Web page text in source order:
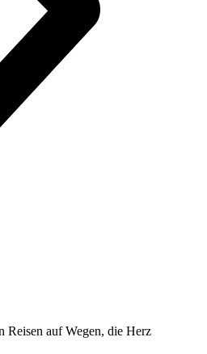
Reisen auf Wegen, die Herz